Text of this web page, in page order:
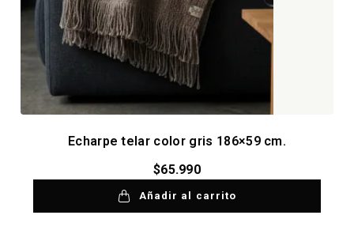
Echarpe telar color gris 186×59 cm.
$65.990
Añadir al carrito